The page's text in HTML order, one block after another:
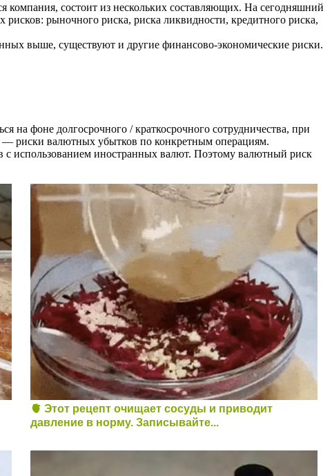
состоит из нескольких составляющих. На сегодняшний
рыночного риска, риска ликвидности, кредитного риска,
выше, существуют и другие финансово-экономические риски.
на фоне долгосрочного / краткосрочного сотрудничества, при
риски валютных убытков по конкретным операциям.
использованием иностранных валют. Поэтому валютный риск
🫀 Этот рецепт очищает сосуды и приводит
давление в норму. Записывайте...